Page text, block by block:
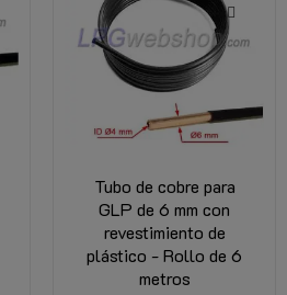
Tubo de cobre para
GLP de 6 mm con
revestimiento de
plástico - Rollo de 6
metros